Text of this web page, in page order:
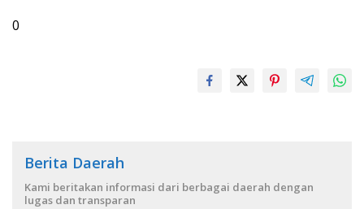
0
Berita Daerah
Kami beritakan informasi dari berbagai daerah dengan
lugas dan transparan